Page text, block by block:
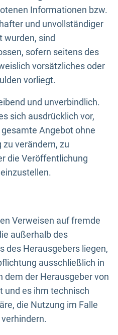
Informationen bzw.
und unvollständiger
wurden, sind
sofern seitens des
vorsätzliches oder
vorliegt.
und unverbindlich.
sich ausdrücklich vor,
Angebot ohne
verändern, zu
die Veröffentlichung
Verweisen auf fremde
außerhalb des
des Herausgebers liegen,
ausschließlich in
dem der Herausgeber von
und es ihm technisch
die Nutzung im Falle